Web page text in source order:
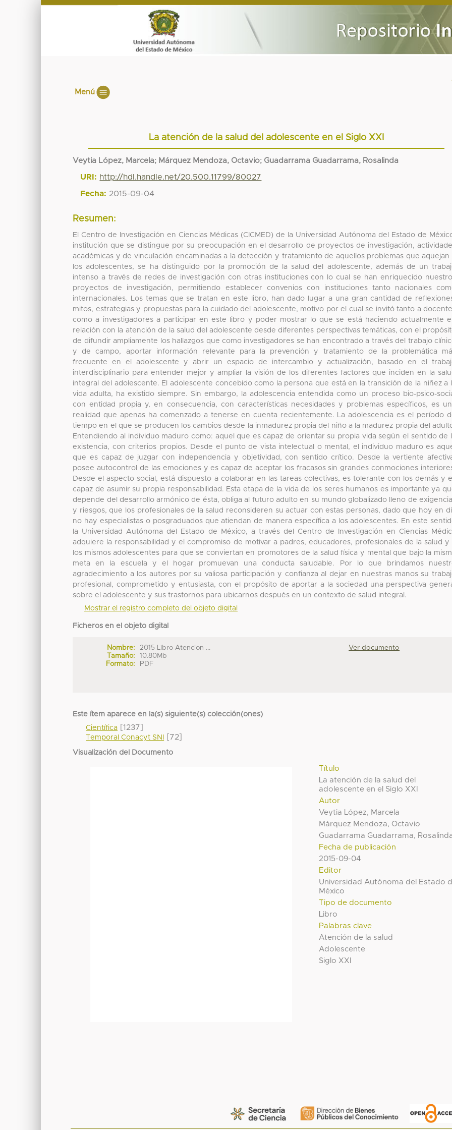
Menú
La atención de la salud del adolescente en el Siglo XXI
Veytia López, Marcela; Márquez Mendoza, Octavio; Guadarrama Guadarrama, Rosalinda
URI: http://hdl.handle.net/20.500.11799/80027
Fecha: 2015-09-04
Resumen:
El Centro de Investigación en Ciencias Médicas (CICMED) de la Universidad Autónoma del Estado de
institución que se distingue por su preocupación en el desarrollo de proyectos de investigación,
académicas y de vinculación encaminadas a la detección y tratamiento de aquellos problemas que aquejan
los adolescentes, se ha distinguido por la promoción de la salud del adolescente, además de un
intenso a través de redes de investigación con otras instituciones con lo cual se han enriquecido
proyectos de investigación, permitiendo establecer convenios con instituciones tanto nacionales
internacionales. Los temas que se tratan en este libro, han dado lugar a una gran cantidad de
mitos, estrategias y propuestas para la cuidado del adolescente, motivo por el cual se invitó tanto a
como a investigadores a participar en este libro y poder mostrar lo que se está haciendo actualmente
relación con la atención de la salud del adolescente desde diferentes perspectivas temáticas, con el
de difundir ampliamente los hallazgos que como investigadores se han encontrado a través del trabajo
y de campo, aportar información relevante para la prevención y tratamiento de la problemática
frecuente en el adolescente y abrir un espacio de intercambio y actualización, basado en el
interdisciplinario para entender mejor y ampliar la visión de los diferentes factores que inciden en la
integral del adolescente. El adolescente concebido como la persona que está en la transición de la niñez a
vida adulta, ha existido siempre. Sin embargo, la adolescencia entendida como un proceso bio-psico-
con entidad propia y, en consecuencia, con características necesidades y problemas específicos, es
realidad que apenas ha comenzado a tenerse en cuenta recientemente. La adolescencia es el período
tiempo en el que se producen los cambios desde la inmadurez propia del niño a la madurez propia del
Entendiendo al individuo maduro como: aquel que es capaz de orientar su propia vida según el sentido de
existencia, con criterios propios. Desde el punto de vista intelectual o mental, el individuo maduro es
que es capaz de juzgar con independencia y objetividad, con sentido crítico. Desde la vertiente
posee autocontrol de las emociones y es capaz de aceptar los fracasos sin grandes conmociones
Desde el aspecto social, está dispuesto a colaborar en las tareas colectivas, es tolerante con los demás y
capaz de asumir su propia responsabilidad. Esta etapa de la vida de los seres humanos es importante ya
depende del desarrollo armónico de ésta, obliga al futuro adulto en su mundo globalizado lleno de
y riesgos, que los profesionales de la salud reconsideren su actuar con estas personas, dado que hoy en
no hay especialistas o posgraduados que atiendan de manera específica a los adolescentes. En este
la Universidad Autónoma del Estado de México, a través del Centro de Investigación en Ciencias
adquiere la responsabilidad y el compromiso de motivar a padres, educadores, profesionales de la salud y
los mismos adolescentes para que se conviertan en promotores de la salud física y mental que bajo la
meta en la escuela y el hogar promuevan una conducta saludable. Por lo que brindamos
agradecimiento a los autores por su valiosa participación y confianza al dejar en nuestras manos su
profesional, comprometido y entusiasta, con el propósito de aportar a la sociedad una perspectiva
sobre el adolescente y sus trastornos para ubicarnos después en un contexto de salud integral.
Mostrar el registro completo del objeto digital
Ficheros en el objeto digital
Nombre:
2015 Libro Atencion ...
Tamaño:
10.80Mb
Formato:
PDF
Ver documento
Este ítem aparece en la(s) siguiente(s) colección(ones)
Científica [1237]
Temporal Conacyt SNI [72]
Visualización del Documento
Título
La atención de la salud del
adolescente en el Siglo XXI
Autor
Veytia López, Marcela
Márquez Mendoza, Octavio
Guadarrama Guadarrama,
Fecha de publicación
2015-09-04
Editor
Universidad Autónoma del Estado
México
Tipo de documento
Libro
Palabras clave
Atención de la salud
Adolescente
Siglo XXI